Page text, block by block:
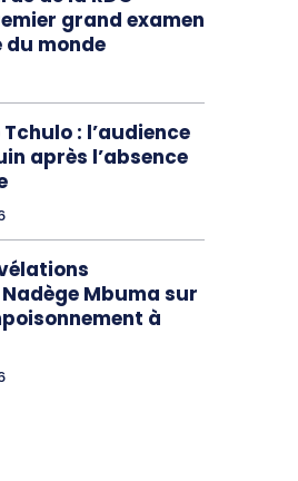
grand examen
monde
: l’audience
après l’absence
Mbuma sur
à